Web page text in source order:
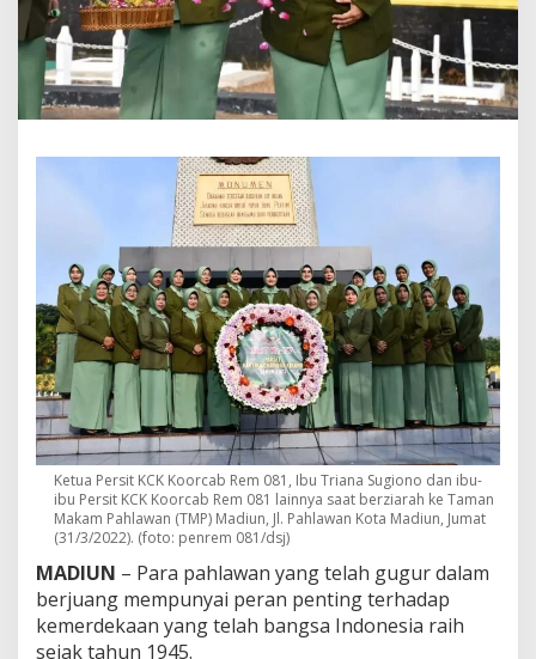
n
s
n
K
e
t
u
a
P
e
r
s
i
C
K
K
o
o
r
c
a
b
R
Ketua Persit KCK Koorcab Rem 081, Ibu Triana Sugiono dan ibu-
ibu Persit KCK Koorcab Rem 081 lainnya saat berziarah ke Taman
Makam Pahlawan (TMP) Madiun, Jl. Pahlawan Kota Madiun, Jumat
(31/3/2022). (foto: penrem 081/dsj)
MADIUN – Para pahlawan yang telah gugur dalam
berjuang mempunyai peran penting terhadap
kemerdekaan yang telah bangsa Indonesia raih
sejak tahun 1945.